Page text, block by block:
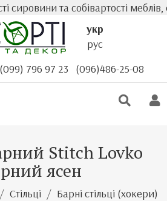
та собівартості меблів,
укр
рус
(099) 796 97 23 (096)486-25-08
Stitch Lovko
ясен
Стільці Барні стільці (хокери)